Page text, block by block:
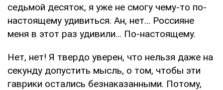
седьмой десяток, я уже не смогу чему-то по-
настоящему удивиться. Ан, нет... Россияне
меня в этот раз удивили... По-настоящему.
Нет, нет! Я твердо уверен, что нельзя даже на
секунду допустить мысль, о том, чтобы эти
гаврики остались безнаказанными. Потому,